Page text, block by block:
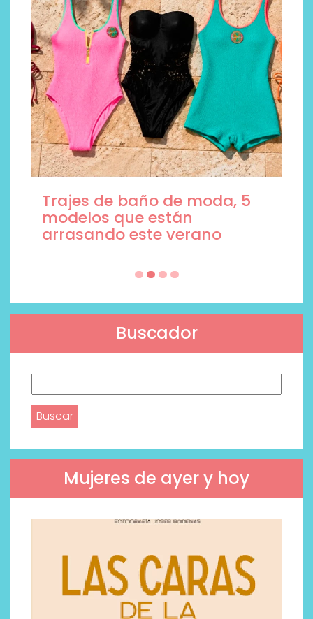
Trajes de baño de moda, 5
modelos que están
arrasando este verano
Buscador
Mujeres de ayer y hoy